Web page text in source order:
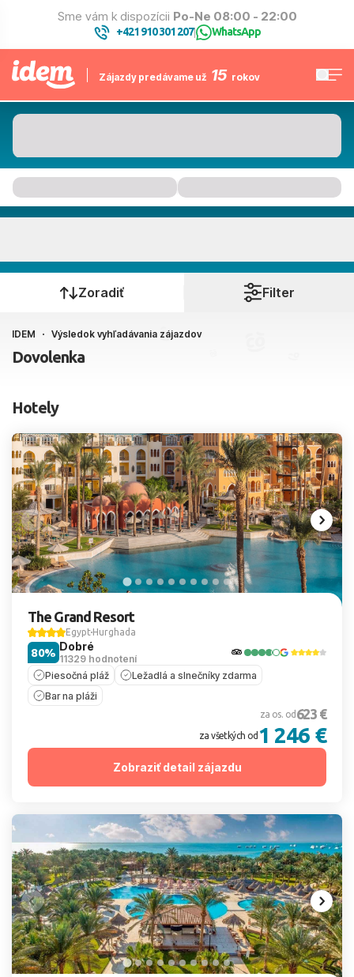
Sme vám k dispozícii Po-Ne 08:00 - 22:00
+421 910 301 207| WhatsApp
Zájazdy predávame už 15 rokov
Kedy cestujete?
Bratislava, Košice, Piešťany, Poprad
Zoradiť Filter
IDEM Výsledok vyhľadávania zájazdov
Dovolenka
Hotely
The Grand Resort
Egypt Hurghada
Dobré
11329 hodnotení
80%
Piesočná pláž
Ležadlá a slnečníky zdarma
Bar na pláži
za os. od 623 €
za všetkých od 1 246 €
Zobraziť detail zájazdu